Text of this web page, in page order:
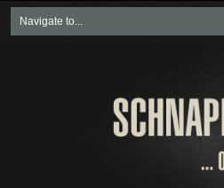
Neueste
Soziales &